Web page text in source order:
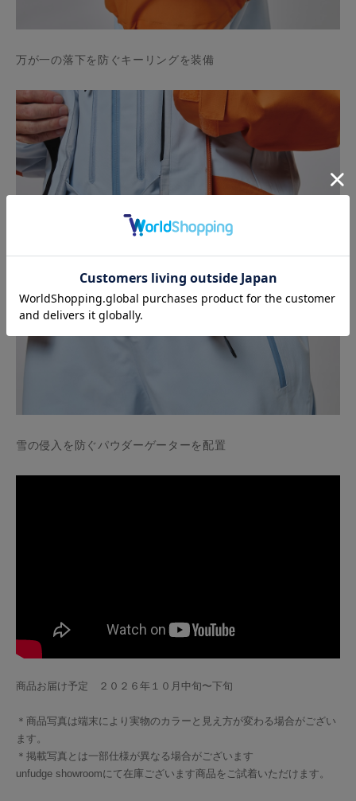
万が一の落下を防ぐキーリングを装備
雪の侵入を防ぐパウダーゲーターを配置
商品お届け予定 ２０２６年１０月中旬〜下旬
＊商品写真は端末により実物のカラーと見え方が変わる場合がござい
ます。
＊掲載写真とは一部仕様が異なる場合がございます
unfudge showroomにて在庫ございます商品をご試着いただけます。